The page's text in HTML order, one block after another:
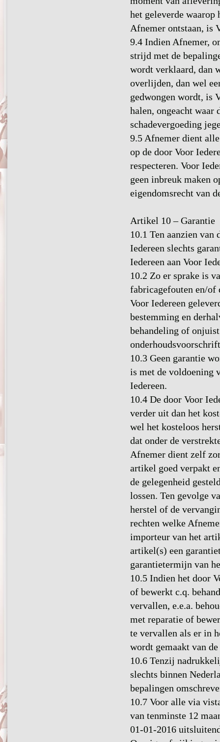
het geleverde
Afnemer ontstaan, is
9.4 Indien Afnemer,
strijd met de
wordt verklaard, dan
overlijden, dan wel
gedwongen wordt, is
halen, ongeacht waar
schadevergoeding
9.5 Afnemer dient
op de door Voor
respecteren. Voor
geen inbreuk maken
eigendomsrecht van
Artikel 10 – Garantie
10.1 Ten aanzien van
Iedereen slechts
Iedereen aan Voor
10.2 Zo er sprake is
fabricagefouten en/of
Voor Iedereen
bestemming en
behandeling of
10.3 Geen garantie
is met de voldoening
Iedereen.
10.4 De door Voor
verder uit dan het
wel het kosteloos
dat onder de
Afnemer dient zelf
artikel goed verpakt
de gelegenheid
lossen. Ten gevolge
herstel of de
rechten welke
importeur van het
artikel(s) een
garantietermijn van
10.5 Indien het door
of bewerkt c.q.
vervallen, e.e.a.
met reparatie of
te vervallen als er in
wordt gemaakt van
10.6 Tenzij
slechts binnen
bepalingen
10.7 Voor alle via
van tenminste 12
01-01-2016